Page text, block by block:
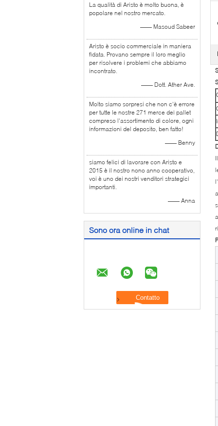
La qualità di Aristo è molto buona, è
popolare nel nostro mercato.
—— Masoud Sabeer
Aristo è socio commerciale in maniera
fidata. Provano sempre il loro meglio
per risolvere i problemi che abbiamo
incontrato.
—— Dott. Ather Ave.
Molto siamo sorpresi che non c'è errore
per tutte le nostre 271 merce dei pallet
compreso l'assortimento di colore, ogni
informazioni del deposito, ben fatto!
—— Benny
siamo felici di lavorare con Aristo e
2015 è il nostro nono anno cooperativo,
voi è uno dei nostri venditori strategici
importanti.
—— Anna
Sono ora online in chat